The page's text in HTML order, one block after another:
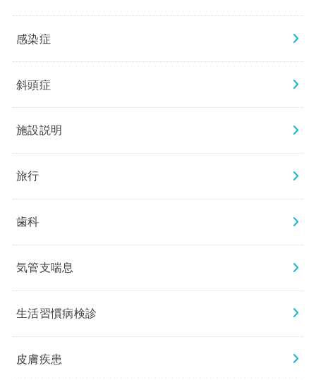
感染症
斜頭症
施設説明
旅行
歯科
気管支喘息
生活習慣病検診
皮膚疾患